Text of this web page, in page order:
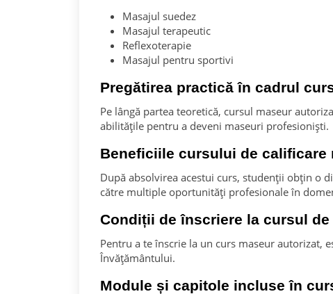
Masajul suedez
Masajul terapeutic
Reflexoterapie
Masajul pentru sportivi
Pregătirea practică în cadrul
Pe lângă partea teoretică, cursul maseur
abilitățile pentru a deveni maseuri profesioniști.
Beneficiile cursului de calificare
După absolvirea acestui curs, studenții obțin o
către multiple oportunități profesionale în
Condiții de înscriere la cursul
Pentru a te înscrie la un curs maseur autorizat,
Învățământului.
Module și capitole incluse în